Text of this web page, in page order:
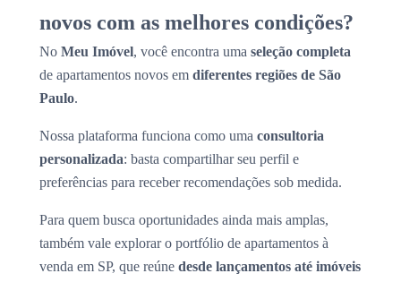
novos com as melhores condições?
No Meu Imóvel, você encontra uma seleção completa
de apartamentos novos em diferentes regiões de São
Paulo.
Nossa plataforma funciona como uma consultoria
personalizada: basta compartilhar seu perfil e
preferências para receber recomendações sob medida.
Para quem busca oportunidades ainda mais amplas,
também vale explorar o portfólio de apartamentos à
venda em SP, que reúne desde lançamentos até imóveis